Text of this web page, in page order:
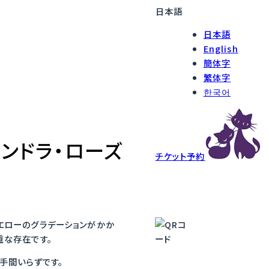
日本語
日本語
English
簡体字
繁体字
한국어
チケット予約
ドラ・ローズ
ーのグラデーションがかか
存在です。
間いらずです。